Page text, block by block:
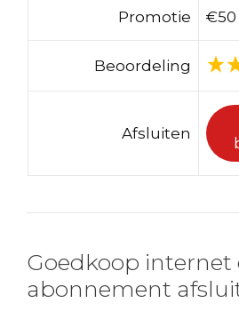
Promotie €50
Beoordeling
Afsluiten
Goedkoop internet
abonnement